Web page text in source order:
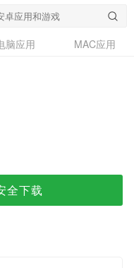
脑应用
MAC应用
全下载